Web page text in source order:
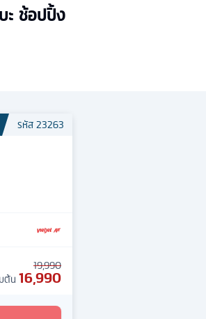
ะ ช้อปปิ้ง
รหัส23263
19,990
ต้น 16,990